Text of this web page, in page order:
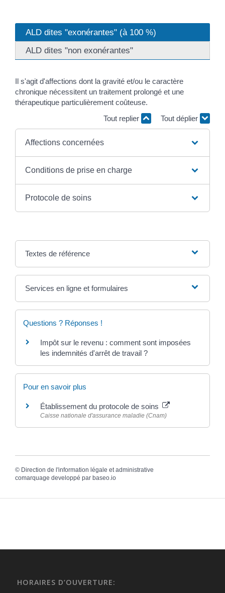
ALD dites "exonérantes" (à 100 %)
ALD dites "non exonérantes"
Il s'agit d'affections dont la gravité et/ou le caractère
chronique nécessitent un traitement prolongé et une
thérapeutique particulièrement coûteuse.
Tout replier
Tout déplier
Affections concernées
Conditions de prise en charge
Protocole de soins
Textes de référence
Services en ligne et formulaires
Questions ? Réponses !
Impôt sur le revenu : comment sont imposées
les indemnités d'arrêt de travail ?
Pour en savoir plus
Établissement du protocole de soins
Caisse nationale d'assurance maladie (Cnam)
© Direction de l'information légale et administrative
comarquage developpé par baseo.io
HORAIRES D’OUVERTURE: